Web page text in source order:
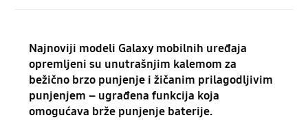
Najnoviji modeli Galaxy mobilnih uređaja
opremljeni su unutrašnjim kalemom za
bežično brzo punjenje i žičanim prilagodljivim
punjenjem – ugrađena funkcija koja
omogućava brže punjenje baterije.